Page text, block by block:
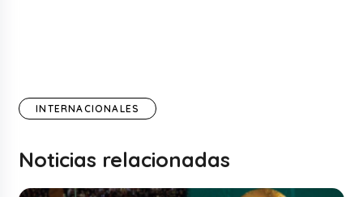
INTERNACIONALES
Noticias relacionadas